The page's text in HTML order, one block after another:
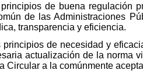
de buena regulación
de las Administraciones
transparencia y eficiencia.
principios de necesidad y
actualización de la norma
Circular a la comúnmente